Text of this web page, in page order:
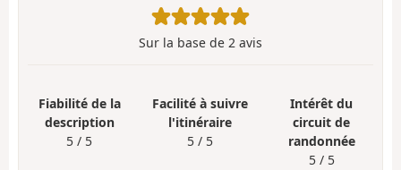
Sur la base de 2 avis
Fiabilité de la
description
5 / 5
Facilité à suivre
l'itinéraire
5 / 5
Intérêt du
circuit de
randonnée
5 / 5